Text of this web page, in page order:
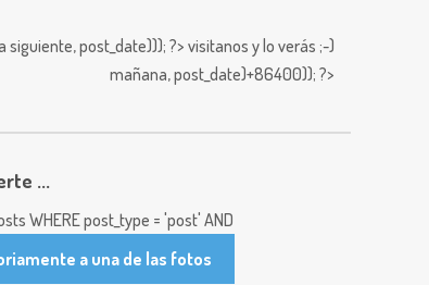
siguiente,post_date))); ?> visitanos y lo verás ;-)
mañana,post_date)+86400)); ?>
...
WHERE post_type = 'post' AND
a una de las fotos